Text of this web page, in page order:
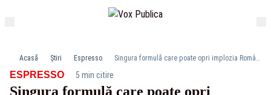
Acasă Știri Espresso Singura formulă care poate opri implozia României
ESPRESSO· 5 min citire
Singura formulă care poate opri